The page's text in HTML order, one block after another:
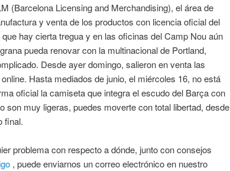
(Barcelona Licensing and Merchandising), el área de
y venta de los productos con licencia oficial del
hay cierta tregua y en las oficinas del Camp Nou aún
pueda renovar con la multinacional de Portland,
Desde ayer domingo, salieron en venta las
Hasta mediados de junio, el miércoles 16, no está
oficial la camiseta que integra el escudo del Barça con
son muy ligeras, puedes moverte con total libertad, desde
final.
problema con respecto a dónde, junto con consejos
, puede enviarnos un correo electrónico en nuestro